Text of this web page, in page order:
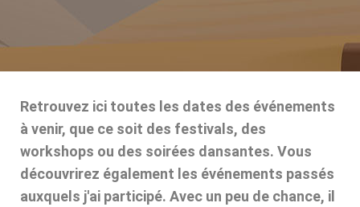
Retrouvez ici toutes les dates des événements
à venir, que ce soit des festivals, des
workshops ou des soirées dansantes. Vous
découvrirez également les événements passés
auxquels j'ai participé. Avec un peu de chance, il